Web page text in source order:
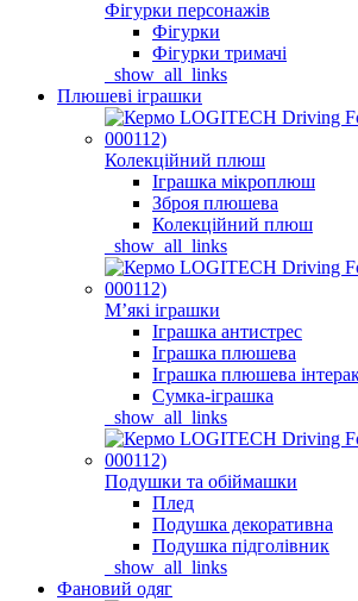
Фігурки персонажів
Фігурки
Фігурки тримачі
_show_all_links
Плюшеві іграшки
Колекційний плюш
Іграшка мікроплюш
Зброя плюшева
Колекційний плюш
_show_all_links
Мʼякі іграшки
Іграшка антистрес
Іграшка плюшева
Іграшка плюшева
Сумка-іграшка
_show_all_links
Подушки та обіймашки
Плед
Подушка декоративна
Подушка підголівник
_show_all_links
Фановий одяг